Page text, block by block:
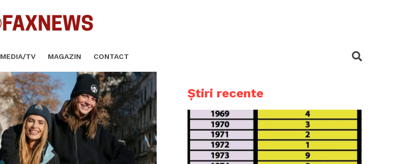
MEDIA/TV MAGAZIN CONTACT
Știri recente